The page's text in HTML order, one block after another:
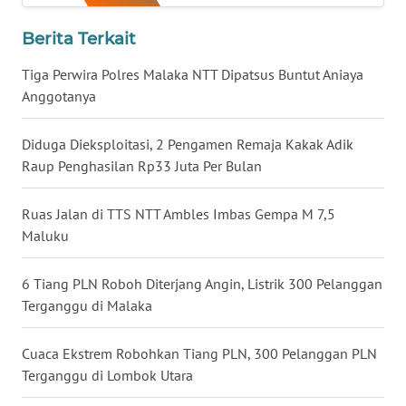
Berita Terkait
Tiga Perwira Polres Malaka NTT Dipatsus Buntut Aniaya
Anggotanya
Diduga Dieksploitasi, 2 Pengamen Remaja Kakak Adik
Raup Penghasilan Rp33 Juta Per Bulan
Ruas Jalan di TTS NTT Ambles Imbas Gempa M 7,5
Maluku
6 Tiang PLN Roboh Diterjang Angin, Listrik 300 Pelanggan
Terganggu di Malaka
Cuaca Ekstrem Robohkan Tiang PLN, 300 Pelanggan PLN
Terganggu di Lombok Utara
BABEL
WN
WN
SUMSEL
BENGKULU
WN
LAMPUNG
WN
JATENG